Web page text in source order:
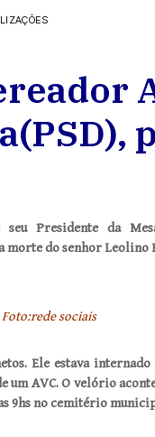
Presidente da
do senhor Leolino
Foto:rede sociais
Ele estava
um AVC. O velório
9hs no cemitério